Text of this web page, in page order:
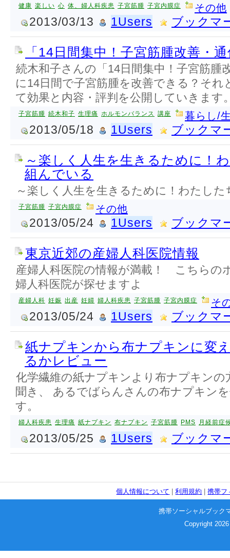
健康 楽しい 心 体、婦人科疾患 子宮筋腫 子宮内膜症 その他
2013/03/13 1Users ブックマ
「14日間集中！子宮筋腫改善・
続木和子さんの「14日間集中！子宮筋腫
に14日間で子宮筋腫を改善できる？それ
て効果と内容・評判を公開していきます
子宮筋腫 続木和子 生理痛 ホルモンバランス 講座 暮らし/
2013/05/18 1Users ブックマ
～楽しく人生を生きるために！
組んでいる
～楽しく人生を生きるために！わたし
子宮筋腫 子宮内膜症 その他
2013/05/24 1Users ブックマ
東京近郊の産婦人科医院情報
産婦人科医院の情報が満載！ こちらの
婦人科医院が探せますよ
産婦人科 妊娠 出産 妊婦 婦人科疾患 子宮筋腫 子宮内膜症 そ
2013/05/24 1Users ブックマ
紙ナプキンから布ナプキンに変
るかレビュー
化学繊維の紙ナプキンより布ナプキン
聞き、 あるでばらんさんの布ナプキン
す。
婦人科疾患 生理痛 紙ナプキン 布ナプキン 子宮筋腫 PMS 月経前症
2013/05/25 1Users ブックマ
個人情報について |利用規約 |携帯フ
携帯ソーシャルブック
Copyright